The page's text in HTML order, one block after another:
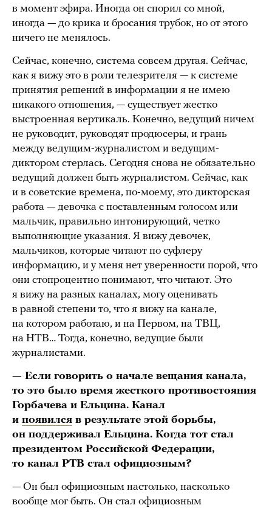
в момент эфира. Иногда он спорил со мной,
иногда — до крика и бросания трубок, но от этого
ничего не менялось.
Сейчас, конечно, система совсем другая. Сейчас,
как я вижу это в роли телезрителя — к системе
принятия решений в информации я не имею
никакого отношения, — существует жестко
выстроенная вертикаль. Конечно, ведущий ничем
не руководит, руководят продюсеры, и грань
между ведущим-журналистом и ведущим-
диктором стерлась. Сегодня снова не обязательно
ведущий должен быть журналистом. Сейчас, как
и в советские времена, по-моему, это дикторская
работа — девочка с поставленным голосом или
мальчик, правильно интонирующий, четко
выполняющие указания. Я вижу девочек,
мальчиков, которые читают по суфлеру
информацию, и у меня нет уверенности порой, что
они стопроцентно понимают, что читают. Это
я вижу на разных каналах, могу оценивать
в равной степени то, что я вижу на канале,
на котором работаю, и на Первом, на ТВЦ,
на НТВ… Тогда, конечно, ведущие были
журналистами.
— Если говорить о начале вещания канала,
то это было время жесткого противостояния
Горбачева и Ельцина. Канал
и появился в результате этой борьбы,
он поддерживал Ельцина. Когда тот стал
президентом Российской Федерации,
то канал РТВ стал официозным?
— Он был официозным настолько, насколько
вообще мог быть. Он стал официозным